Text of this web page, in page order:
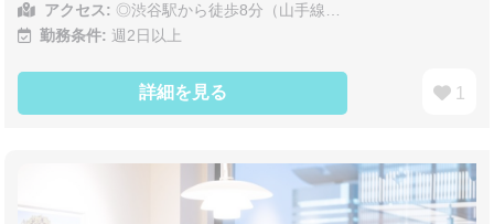
アクセス: ◎渋谷駅から徒歩8分（山手線…
勤務条件: 週2日以上
詳細を見る 1